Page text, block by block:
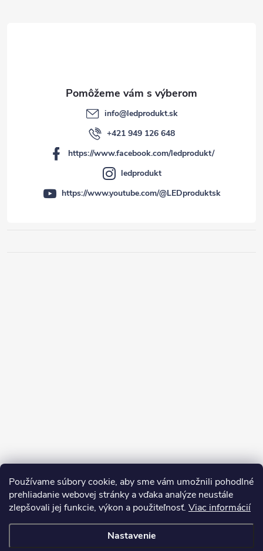
Používame súbory cookie, aby sme vám umožnili pohodlné
prehliadanie webovej stránky a vďaka analýze neustále
zlepšovali jej funkcie, výkon a použiteľnosť. Viac informácií
Nastavenie
Sledovať na Instagrame
info@ledprodukt.sk
+421 949 126 648
https://www.facebook.com/ledprodukt/
ledprodukt
https://www.youtube.com/@LEDproduktsk